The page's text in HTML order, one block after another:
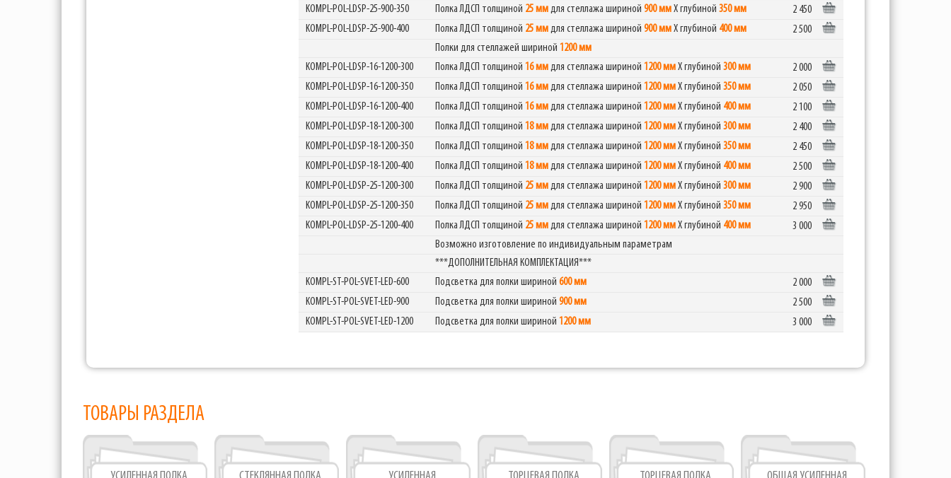
KOMPL-POL-LDSP-25-900-350
Полка ЛДСП толщиной 25 ммдля стеллажа шириной 900 ммХ глубиной 350 мм
2 450
KOMPL-POL-LDSP-25-900-400
Полка ЛДСП толщиной 25 ммдля стеллажа шириной 900 ммХ глубиной 400 мм
2 500
Полки для стеллажей шириной 1200 мм
KOMPL-POL-LDSP-16-1200-300
Полка ЛДСП толщиной 16 ммдля стеллажа шириной 1200 ммХ глубиной 300 мм
2 000
KOMPL-POL-LDSP-16-1200-350
Полка ЛДСП толщиной 16 ммдля стеллажа шириной 1200 ммХ глубиной 350 мм
2 050
KOMPL-POL-LDSP-16-1200-400
Полка ЛДСП толщиной 16 ммдля стеллажа шириной 1200 ммХ глубиной 400 мм
2 100
KOMPL-POL-LDSP-18-1200-300
Полка ЛДСП толщиной 18 ммдля стеллажа шириной 1200 ммХ глубиной 300 мм
2 400
KOMPL-POL-LDSP-18-1200-350
Полка ЛДСП толщиной 18 ммдля стеллажа шириной 1200 ммХ глубиной 350 мм
2 450
KOMPL-POL-LDSP-18-1200-400
Полка ЛДСП толщиной 18 ммдля стеллажа шириной 1200 ммХ глубиной 400 мм
2 500
KOMPL-POL-LDSP-25-1200-300
Полка ЛДСП толщиной 25 ммдля стеллажа шириной 1200 ммХ глубиной 300 мм
2 900
KOMPL-POL-LDSP-25-1200-350
Полка ЛДСП толщиной 25 ммдля стеллажа шириной 1200 ммХ глубиной 350 мм
2 950
KOMPL-POL-LDSP-25-1200-400
Полка ЛДСП толщиной 25 ммдля стеллажа шириной 1200 ммХ глубиной 400 мм
3 000
Возможно изготовление по индивидуальным параметрам
***ДОПОЛНИТЕЛЬНАЯ КОМПЛЕКТАЦИЯ***
KOMPL-ST-POL-SVET-LED-600
Подсветка для полки шириной 600 мм
2 000
KOMPL-ST-POL-SVET-LED-900
Подсветка для полки шириной 900 мм
2 500
KOMPL-ST-POL-SVET-LED-1200
Подсветка для полки шириной 1200 мм 3 000
ТОВАРЫ РАЗДЕЛА